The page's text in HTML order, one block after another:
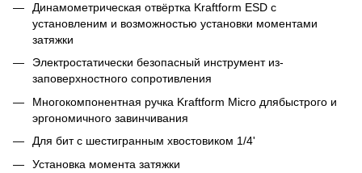
Динамометрическая отвёртка Kraftform ESD с
установленим и возможностью установки моментами
затяжки
Электростатически безопасный инструмент из-
заповерхностного сопротивления
Многокомпонентная ручка Kraftform Micro длябыстрого и
эргономичного завинчивания
Для бит с шестигранным хвостовиком 1/4'
Установка момента затяжки